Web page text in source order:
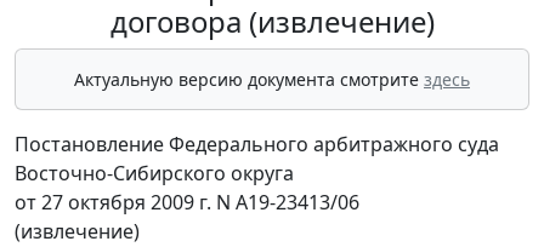
договора (извлечение)
Актуальную версию документа смотрите здесь
Постановление Федерального арбитражного суда
Восточно-Сибирского округа
от 27 октября 2009 г. N А19-23413/06
(извлечение)